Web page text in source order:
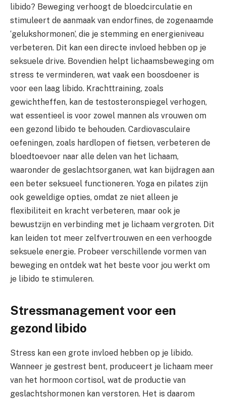
libido? Beweging verhoogt de bloedcirculatie en
stimuleert de aanmaak van endorfines, de zogenaamde
‘gelukshormonen’, die je stemming en energieniveau
verbeteren. Dit kan een directe invloed hebben op je
seksuele drive. Bovendien helpt lichaamsbeweging om
stress te verminderen, wat vaak een boosdoener is
voor een laag libido. Krachttraining, zoals
gewichtheffen, kan de testosteronspiegel verhogen,
wat essentieel is voor zowel mannen als vrouwen om
een gezond libido te behouden. Cardiovasculaire
oefeningen, zoals hardlopen of fietsen, verbeteren de
bloedtoevoer naar alle delen van het lichaam,
waaronder de geslachtsorganen, wat kan bijdragen aan
een beter seksueel functioneren. Yoga en pilates zijn
ook geweldige opties, omdat ze niet alleen je
flexibiliteit en kracht verbeteren, maar ook je
bewustzijn en verbinding met je lichaam vergroten. Dit
kan leiden tot meer zelfvertrouwen en een verhoogde
seksuele energie. Probeer verschillende vormen van
beweging en ontdek wat het beste voor jou werkt om
je libido te stimuleren.
Stressmanagement voor een
gezond libido
Stress kan een grote invloed hebben op je libido.
Wanneer je gestrest bent, produceert je lichaam meer
van het hormoon cortisol, wat de productie van
geslachtshormonen kan verstoren. Het is daarom